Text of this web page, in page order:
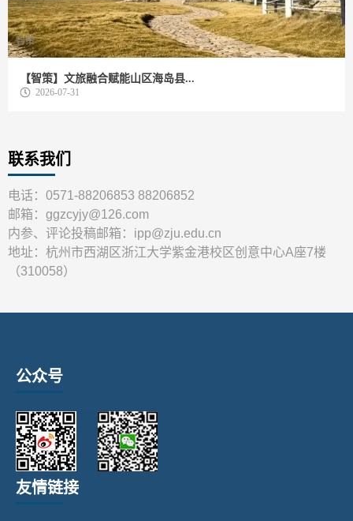
智策
【智策】文旅融合赋能山区海岛县...
2026-07-31
联系我们
电话：0571-88206853 88206852
邮箱：ggzcyjy@126.com
内参、评论投稿邮箱：ipp@zju.edu.cn
地址：杭州市西湖区浙江大学紫金港校区创意中心A座7楼
（310058）
公众号
友情链接